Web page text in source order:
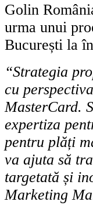
Golin
urma unui
București la
“Strategia
cu
MasterCard.
expertiza
pentru plăți
va ajuta să
targetată și
Marketing